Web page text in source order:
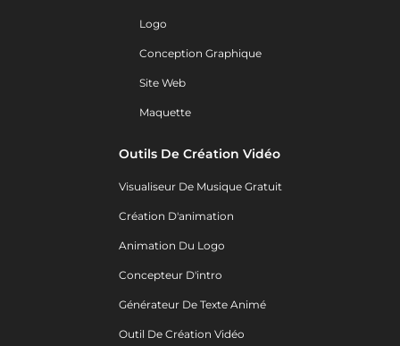
Logo
Conception Graphique
Site Web
Maquette
Outils De Création Vidéo
Visualiseur De Musique Gratuit
Création D'animation
Animation Du Logo
Concepteur D'intro
Générateur De Texte Animé
Outil De Création Vidéo